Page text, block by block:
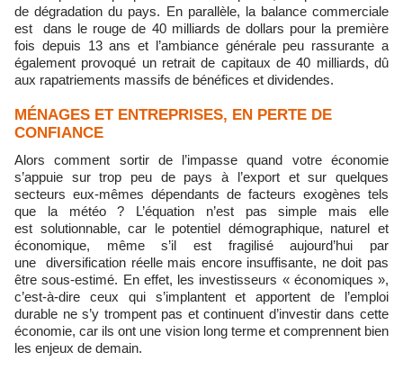
de dégradation du pays. En parallèle, la balance commerciale
est dans le rouge de 40 milliards de dollars pour la première
fois depuis 13 ans et l’ambiance générale peu rassurante a
également provoqué un retrait de capitaux de 40 milliards, dû
aux rapatriements massifs de bénéfices et dividendes.
MÉNAGES ET ENTREPRISES, EN PERTE DE
CONFIANCE
Alors comment sortir de l’impasse quand votre économie
s’appuie sur trop peu de pays à l’export et sur quelques
secteurs eux-mêmes dépendants de facteurs exogènes tels
que la météo ? L’équation n’est pas simple mais elle
est solutionnable, car le potentiel démographique, naturel et
économique, même s’il est fragilisé aujourd’hui par
une diversification réelle mais encore insuffisante, ne doit pas
être sous-estimé. En effet, les investisseurs « économiques »,
c’est-à-dire ceux qui s’implantent et apportent de l’emploi
durable ne s’y trompent pas et continuent d’investir dans cette
économie, car ils ont une vision long terme et comprennent bien
les enjeux de demain.